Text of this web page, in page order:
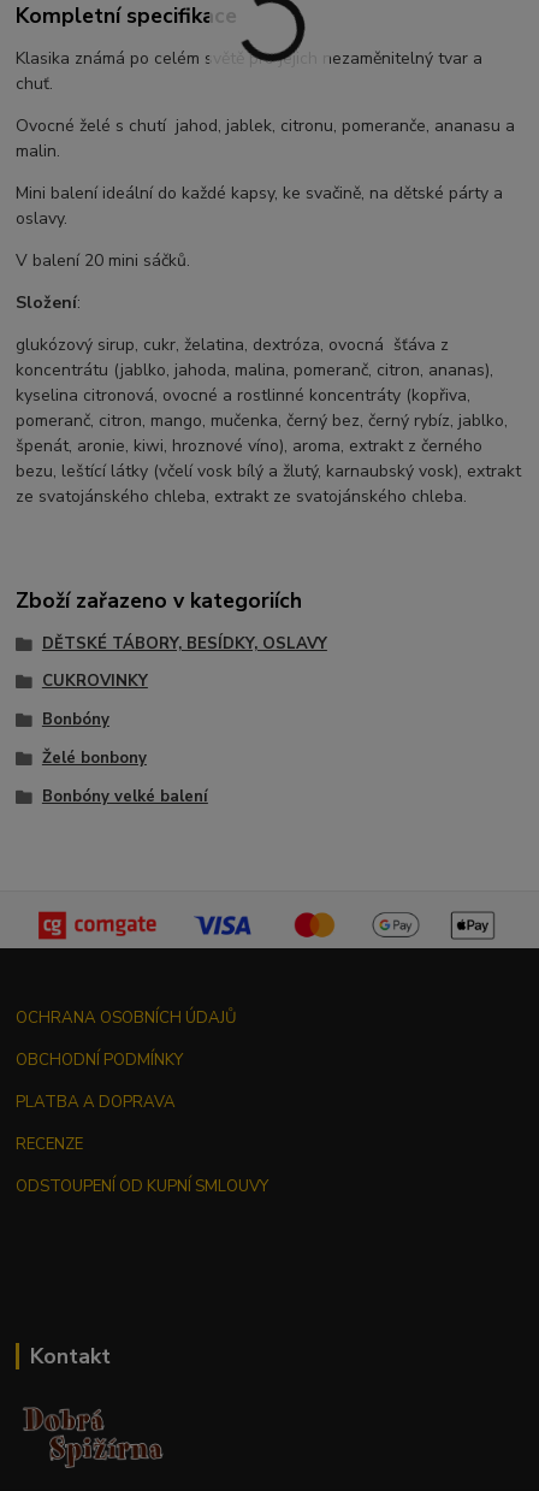
Kompletní specifikace
Klasika známá po celém světě pro jejich nezaměnitelný tvar a
chuť.
Ovocné želé s chutí jahod, jablek, citronu, pomeranče, ananasu a
malin.
Mini balení ideální do každé kapsy, ke svačině, na dětské párty a
oslavy.
V balení 20 mini sáčků.
Složení:
glukózový sirup, cukr, želatina, dextróza, ovocná šťáva z
koncentrátu (jablko, jahoda, malina, pomeranč, citron, ananas),
kyselina citronová, ovocné a rostlinné koncentráty (kopřiva,
pomeranč, citron, mango, mučenka, černý bez, černý rybíz, jablko,
špenát, aronie, kiwi, hroznové víno), aroma, extrakt z černého
bezu, leštící látky (včelí vosk bílý a žlutý, karnaubský vosk), extrakt
ze svatojánského chleba, extrakt ze svatojánského chleba.
Zboží zařazeno v kategoriích
DĚTSKÉ TÁBORY, BESÍDKY, OSLAVY
CUKROVINKY
Bonbóny
Želé bonbony
Bonbóny velké balení
OCHRANA OSOBNÍCH ÚDAJŮ
OBCHODNÍ PODMÍNKY
PLATBA A DOPRAVA
RECENZE
ODSTOUPENÍ OD KUPNÍ SMLOUVY
Kontakt